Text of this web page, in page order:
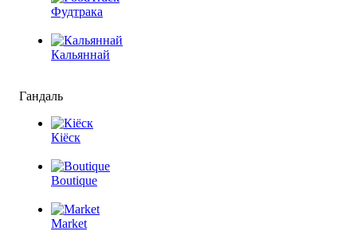
Фудтрака
Кальяннай
Гандаль
Кіёск
Boutique
Market